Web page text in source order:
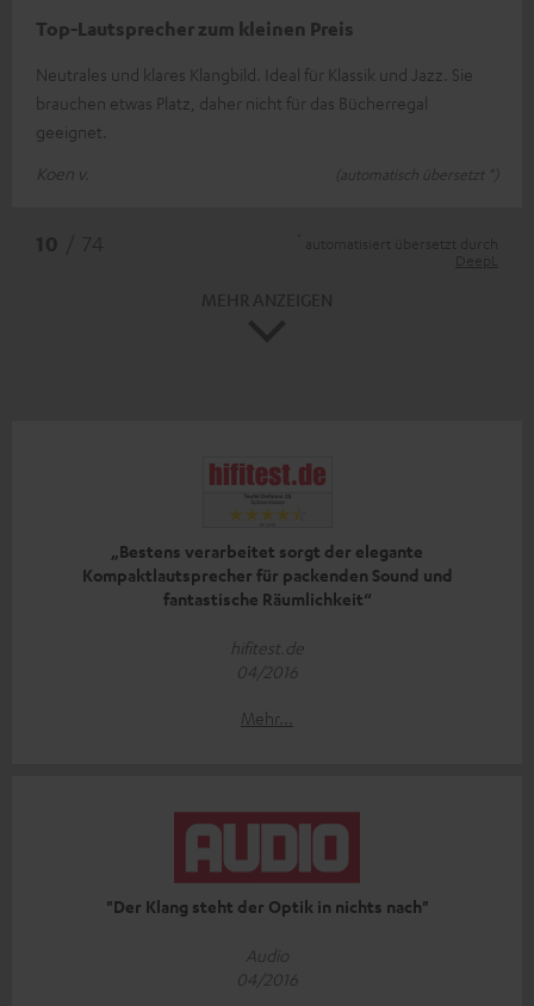
Top-Lautsprecher zum kleinen Preis
Neutrales und klares Klangbild. Ideal für Klassik und Jazz. Sie
brauchen etwas Platz, daher nicht für das Bücherregal
geeignet.
Koen v.
(automatisch übersetzt *)
„Bestens verarbeitet sorgt der elegante
Kompaktlautsprecher für packenden Sound und
fantastische Räumlichkeit“
hifitest.de
04/2016
Mehr...
"Der Klang steht der Optik in nichts nach"
Audio
04/2016